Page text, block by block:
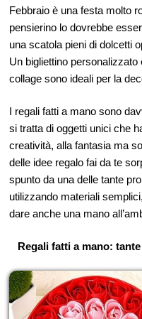
Febbraio è una festa molto
pensierino lo dovrebbe
una scatola pieni di dolcetti
Un bigliettino
collage sono ideali per la
I regali fatti a mano sono
si tratta di oggetti unici che
creatività, alla fantasia ma
delle idee regalo fai da te
spunto da una delle tante
utilizzando materiali
dare anche una mano
Regali fatti a mano: